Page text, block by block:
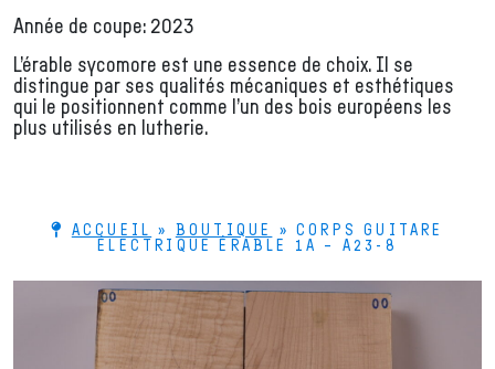
Année de coupe: 2023
L’érable sycomore est une essence de choix. Il se
distingue par ses qualités mécaniques et esthétiques
qui le positionnent comme l’un des bois européens les
plus utilisés en lutherie.
ACCUEIL » BOUTIQUE »CORPS GUITARE
ÉLECTRIQUE ÉRABLE 1A – A23-8